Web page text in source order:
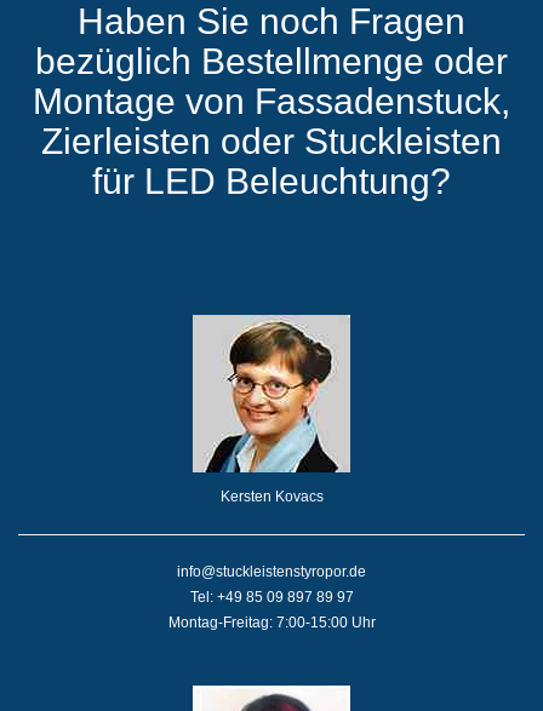
Haben Sie noch Fragen
bezüglich Bestellmenge oder
Montage von Fassadenstuck,
Zierleisten oder Stuckleisten
für LED Beleuchtung?
Kersten Kovacs
info@stuckleistenstyropor.de
Tel: +49 85 09 897 89 97
Montag-Freitag: 7:00-15:00 Uhr